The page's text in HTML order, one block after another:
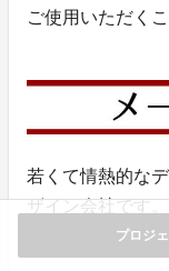
プロジ
ご使用いただく
若くて情熱的な
ザイン会社です
れる商品を次々